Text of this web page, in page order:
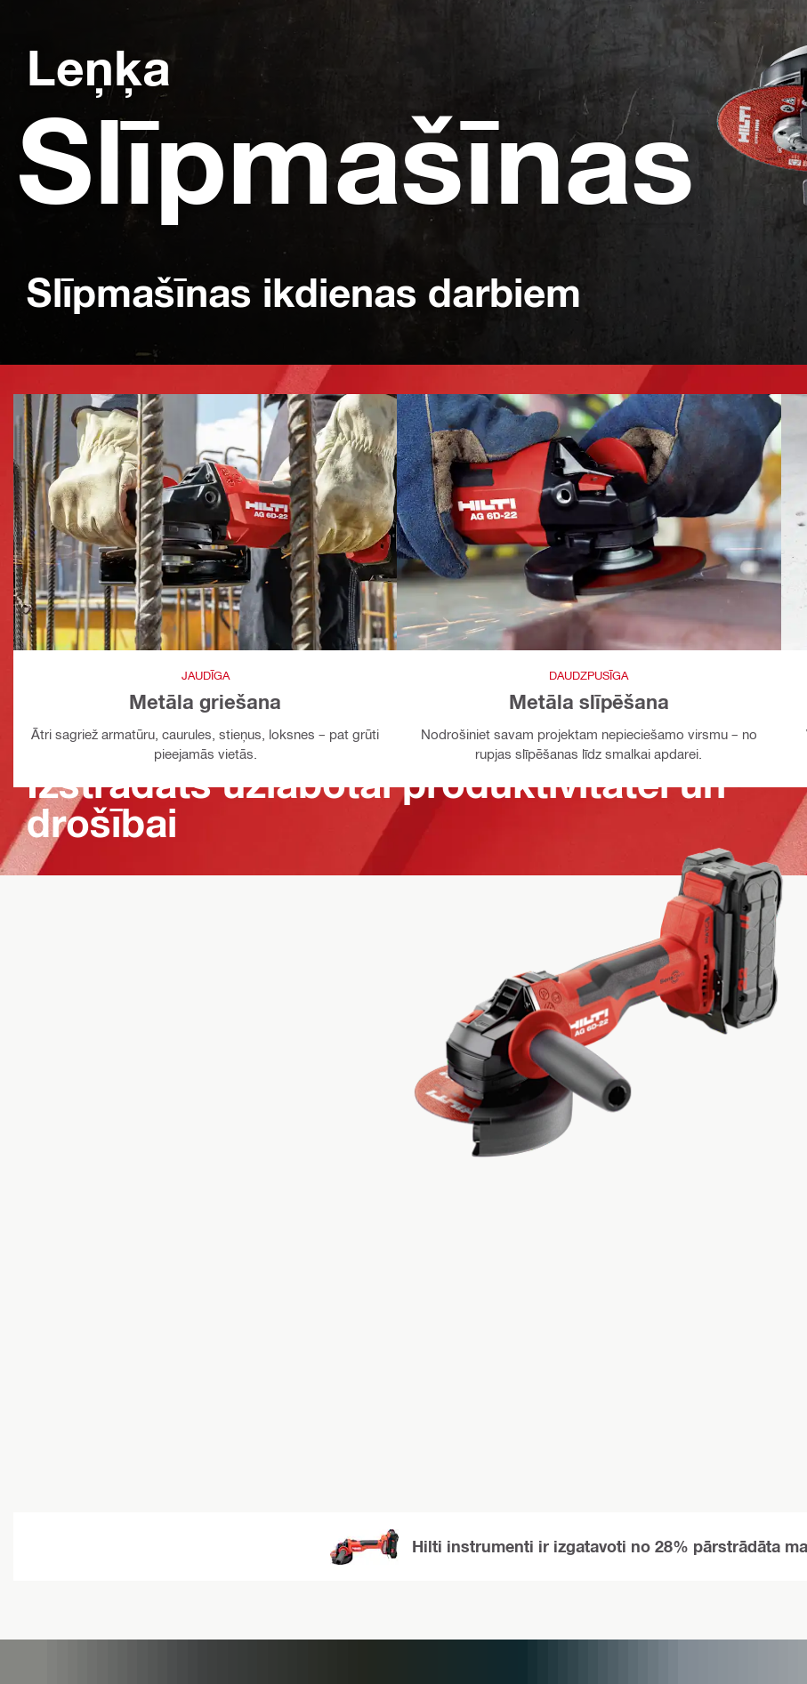
Leņķa
Slīpmašīnas
Slīpmašīnas ikdienas darbiem
JAUDĪGA
Metāla griešana
Ātri sagriež armatūru, caurules, stieņus, loksnes – pat grūti
pieejamās vietās.
DAUDZPUSĪGA
Metāla slīpēšana
Nodrošiniet savam projektam nepieciešamo virsmu – no
rupjas slīpēšanas līdz smalkai apdarei.
Izstrādāts uzlabotai produktivitātei un
drošībai
Hilti instrumenti ir izgatavoti no 28% pārstrādāta